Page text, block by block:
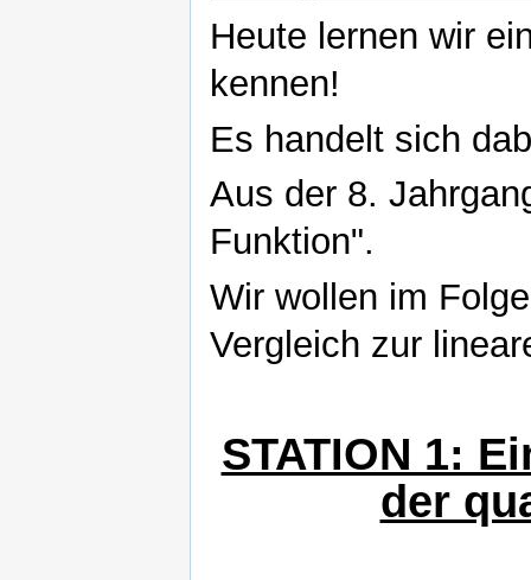
Heute lernen wir
kennen!
Es handelt sich
Aus der 8.
Funktion".
Wir wollen im
Vergleich zur
STATION 1:
der